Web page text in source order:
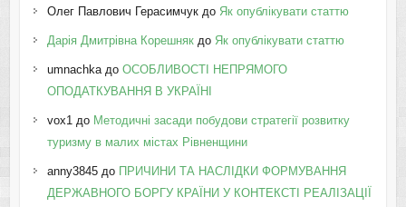
Олег Павлович Герасимчукдо Як опублікувати статтю
Дарія Дмитрівна Корешнякдо Як опублікувати статтю
umnachkaдо ОСОБЛИВОСТІ НЕПРЯМОГО
ОПОДАТКУВАННЯ В УКРАЇНІ
vox1до Методичні засади побудови стратегії розвитку
туризму в малих містах Рівненщини
anny3845до ПРИЧИНИ ТА НАСЛІДКИ ФОРМУВАННЯ
ДЕРЖАВНОГО БОРГУ КРАЇНИ У КОНТЕКСТІ РЕАЛІЗАЦІЇ